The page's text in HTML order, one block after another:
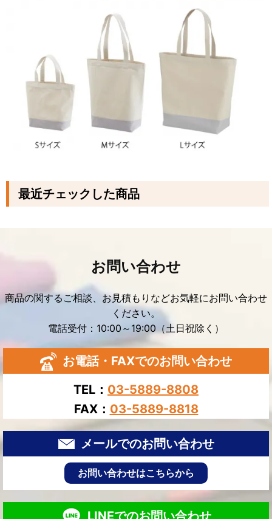
最近チェックした商品
お問い合わせ
商品の関するご相談、お見積もりなどお気軽にお問い合わせ
ください。
電話受付：10:00～19:00（土日祝除く）
お電話・FAXでのお問い合わせ
TEL： 03-5889-8808
FAX： 03-5889-8818
メールでのお問い合わせ
お問い合わせはこちらから